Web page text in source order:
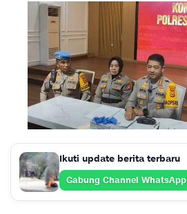
Ikuti update berita terbaru
Gabung Channel WhatsApp